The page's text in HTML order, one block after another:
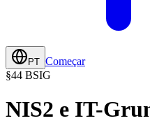
PT Começar
§44 BSIG
NIS2 e IT-